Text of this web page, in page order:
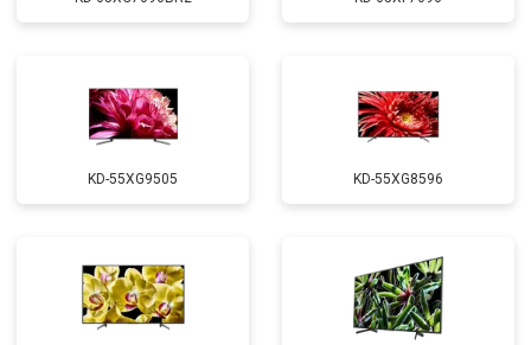
KD-55XG9505 KD-55XG8596